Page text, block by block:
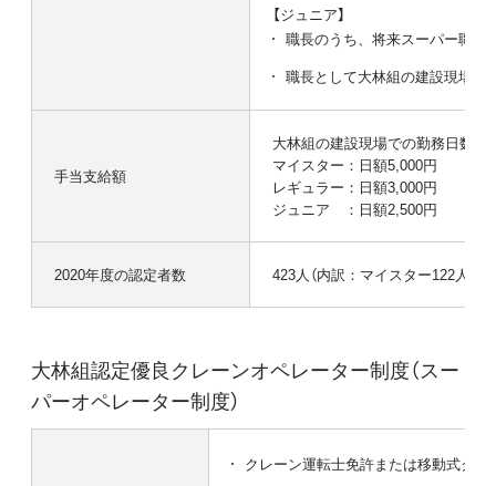
【ジュニア】
職長のうち、将来スーパー職長
職長として大林組の建設現場に
手当支給額
大林組の建設現場での勤務日数に
マイスター：日額5,000円
レギュラー：日額3,000円
ジュニア ：日額2,500円
2020年度の認定者数 423人（内訳：マイスター122人、
大林組認定優良クレーンオペレーター制度（スー
パーオペレーター制度）
クレーン運転士免許または移動式ク